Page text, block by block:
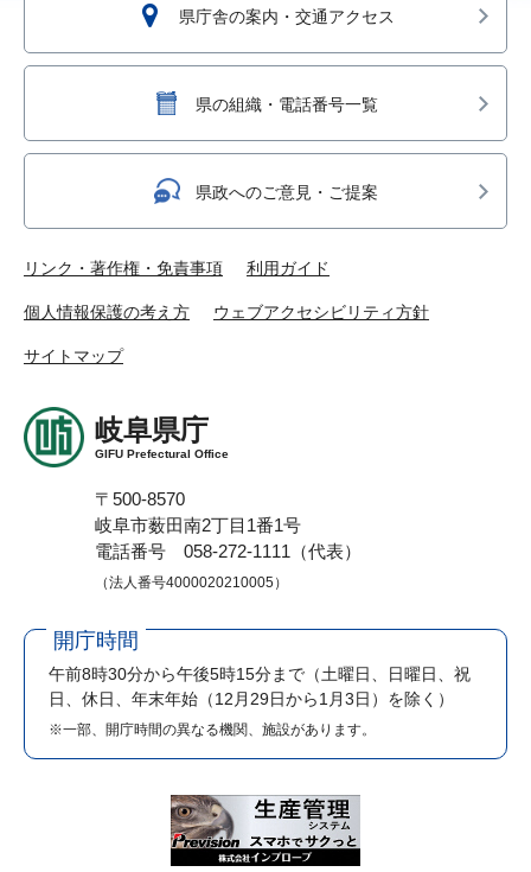
県庁舎の案内・交通アクセス
県の組織・電話番号一覧
県政へのご意見・ご提案
リンク・著作権・免責事項 利用ガイド
個人情報保護の考え方 ウェブアクセシビリティ方針
サイトマップ
岐阜県庁
GIFU Prefectural Office
〒500-8570
岐阜市薮田南2丁目1番1号
電話番号 058-272-1111（代表）
（法人番号4000020210005）
開庁時間
午前8時30分から午後5時15分まで （土曜日、日曜日、祝
日、休日、年末年始（12月29日から1月3日）を除く）
※一部、開庁時間の異なる機関、施設があります。